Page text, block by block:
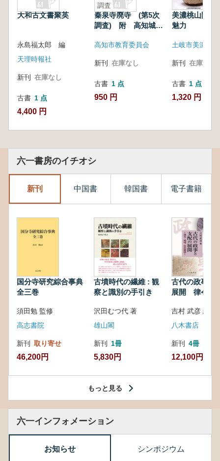
大和古文書聚英
永島福太郎 編
天理時報社
新刊 在庫なし
古書 1 点
4,400 円
調査
秦泉寺廃寺 (第5次
調査) 附 高知城北
高知市教育委員会
新刊 在庫なし
古書 1 点
950 円
美濃桃山陶
魅力
土岐市美濃陶
新刊 在庫なし
古書 1 点
1,320 円
六一書房のイチオシ
新刊 中国書 韓国書 電子書籍
国分寺研究綜合事典
全三巻
須田勉 監修
高志書院
新刊 取り寄せ
46,200円
古墳時代の繊維 : 観
察と識別の手引き
沢田むつ代 著
雄山閣
新刊 1冊
5,830円
古代の政事と
展開 律令・
吉村 武彦 編集
八木書店
新刊 4冊
12,100円
もっと見る
六一インフォメーション
お知らせ シンポジウム